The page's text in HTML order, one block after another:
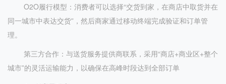
O2O履行模型：消费者可以选择“交货到家，在商店中取货并在
同一城市中表达交货”，然后商家通过移动终端完成验证和订单管
理。
第三方合作：与送货服务提供商联系，采用“商店+商业区+整个
城市”的灵活运输能力，以确保在高峰时段达到全部订单